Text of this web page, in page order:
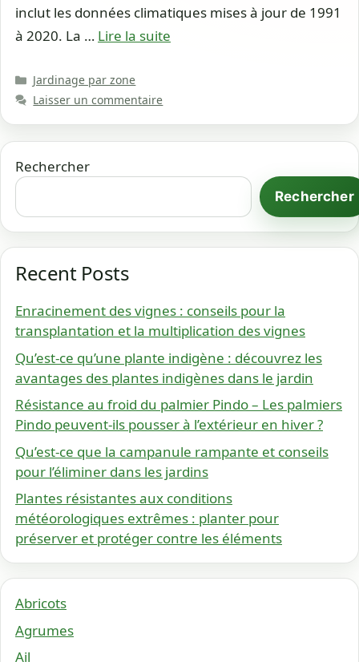
inclut les données climatiques mises à jour de 1991
à 2020. La … Lire la suite
Catégories
Jardinage par zone
Laisser un commentaire
Rechercher
Rechercher
Recent Posts
Enracinement des vignes : conseils pour la
transplantation et la multiplication des vignes
Qu’est-ce qu’une plante indigène : découvrez les
avantages des plantes indigènes dans le jardin
Résistance au froid du palmier Pindo – Les palmiers
Pindo peuvent-ils pousser à l’extérieur en hiver ?
Qu’est-ce que la campanule rampante et conseils
pour l’éliminer dans les jardins
Plantes résistantes aux conditions
météorologiques extrêmes : planter pour
préserver et protéger contre les éléments
Abricots
Agrumes
Ail